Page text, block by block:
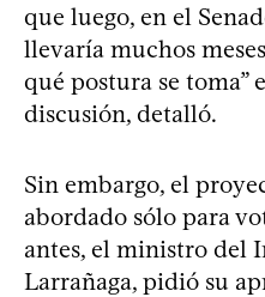
que luego, en el
llevaría muchos
qué postura se toma”
discusión, detalló.
Sin embargo, el
abordado sólo para
antes, el ministro del
Larrañaga, pidió su